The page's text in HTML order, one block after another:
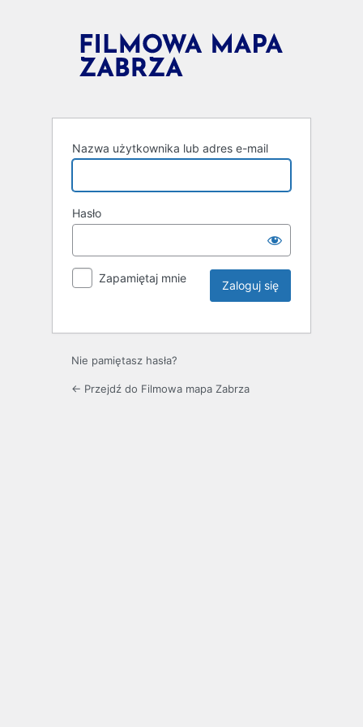
Nazwa użytkownika lub adres e-mail
Hasło
Zapamiętaj mnie
Nie pamiętasz hasła?
← Przejdź do Filmowa mapa Zabrza